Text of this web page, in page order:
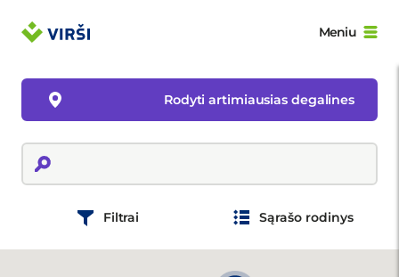
Meniu
Rodyti artimiausias degalines
Filtrai Sąrašo rodinys